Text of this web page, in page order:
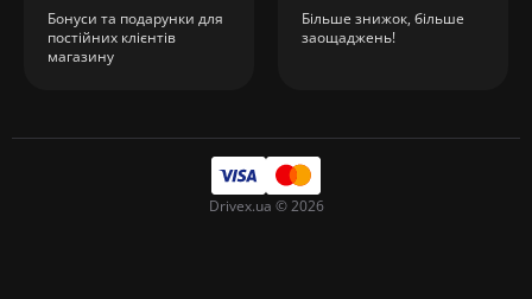
Бонуси та подарунки для
постійних клієнтів
магазину
Більше знижок, більше
заощаджень!
Drivex.ua © 2026